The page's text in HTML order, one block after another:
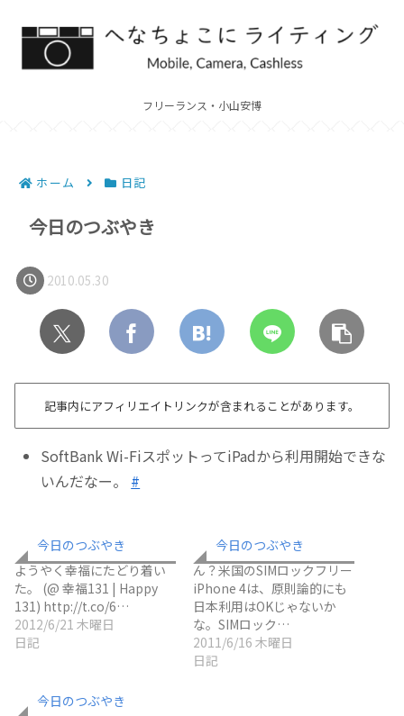
フリーランス・小山安博
ホーム 日記
今日のつぶやき
2010.05.30
記事内にアフィリエイトリンクが含まれることがあります。
SoftBank Wi-FiスポットってiPadから利用開始できな
いんだなー。 #
今日のつぶやき
ようやく幸福にたどり着い
た。 (@ 幸福131 | Happy
131) http://t.co/6…
2012/6/21 木曜日
日記
今日のつぶやき
ん？米国のSIMロックフリー
iPhone 4は、原則論的にも
日本利用はOKじゃないか
な。SIMロック…
2011/6/16 木曜日
日記
今日のつぶやき